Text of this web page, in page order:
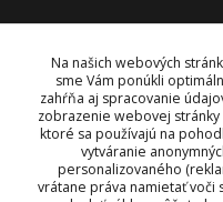
KONTAKT
OBJEDNÁVKY A INFORMÁCIE
+421 948 229 224
info@vysielacky.com
Na našich webových
sme Vám ponúkli
zahŕňa aj spracovanie
zobrazenie webovej
ktoré sa používajú na
vytváranie
personalizovaného
vrátane práva namietať voči